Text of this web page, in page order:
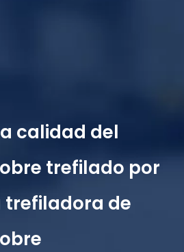
calidad del
trefilado por
de